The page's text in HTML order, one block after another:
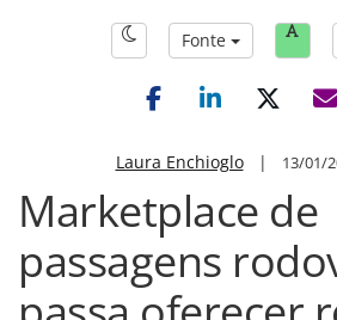
Fonte
Laura Enchioglo| 13/01/
Marketplace de
passagens